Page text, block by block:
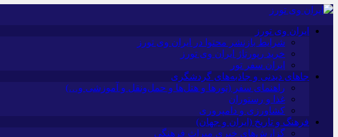
ایران وی تورز
شرایط بازنشر محتوا در ایران وی تورز
خرید رپورتاژ ایران وی تورز
ایران سفر تور
جاهای دیدنی و جاذبه‌های گردشگری
راهنمای سفر (تورها و هتل‌ها و حمل‌و‌نقل و آموزشی و…)
غذا و رستوران
کشاورزی و دامپروری
فرهنگ و تاریخ (ایران و جهان)
گزارش‌های خبری میراث فرهنگی